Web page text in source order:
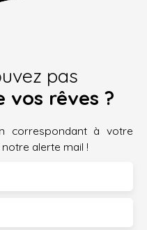
pas
vos rêves ?
correspondant à votre
alerte mail !